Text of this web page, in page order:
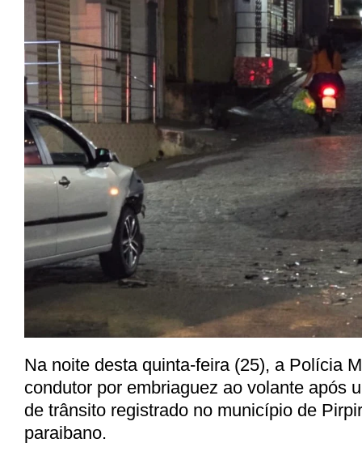
Na noite desta quinta-feira (25), a Polícia
condutor por embriaguez ao volante após
de trânsito registrado no município de
paraibano.